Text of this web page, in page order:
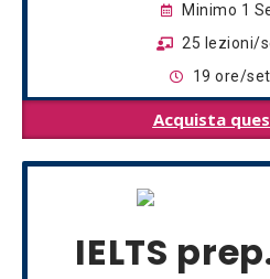
Minimo 1
25 lezioni/
19 ore/
Acquista
IELTS